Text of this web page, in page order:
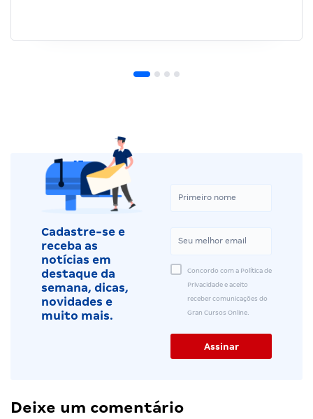
Cadastre-se e
receba as
notícias em
destaque da
semana, dicas,
novidades e
muito mais.
Concordo com a Política de
Privacidade e aceito
receber comunicações do
Gran Cursos Online.
Deixe um comentário